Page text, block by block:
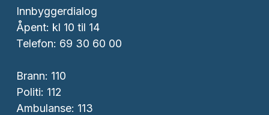
Innbyggerdialog
Åpent: kl 10 til 14
Telefon: 69 30 60 00
Brann: 110
Politi: 112
Ambulanse: 113